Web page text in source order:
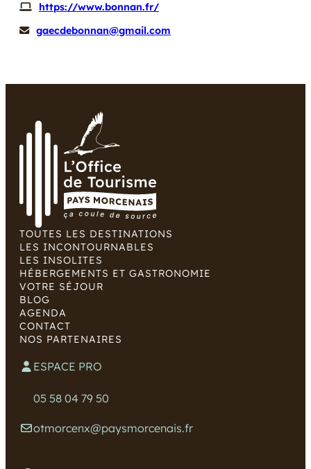
https://www.bonnan.fr/
gaecdebonnan@gmail.com
TOUTES LES DESTINATIONS
LES INCONTOURNABLES
LES INSOLITES
HÉBERGEMENTS ET GASTRONOMIE
VOTRE SÉJOUR
BLOG
AGENDA
CONTACT
NOS PARTENAIRES
ESPACE PRO
05 58 04 79 50
otmorcenx@paysmorcenais.fr